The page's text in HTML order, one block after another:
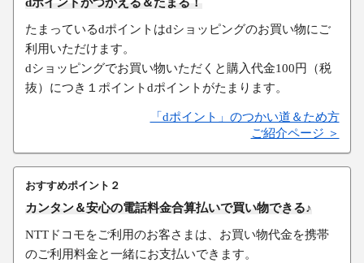
たまっているdポイントはdショッピングのお買い物にご
利用いただけます。
dショッピングでお買い物いただくと購入代金100円（税
抜）につき１ポイントdポイントがたまります。
「dポイント」のつかい道＆ため方
ご紹介ページ ＞
おすすめポイント２
カンタン＆安心の電話料金合算払いで買い物できる♪
NTTドコモをご利用のお客さまは、お買い物代金を携帯
のご利用料金と一緒にお支払いできます。